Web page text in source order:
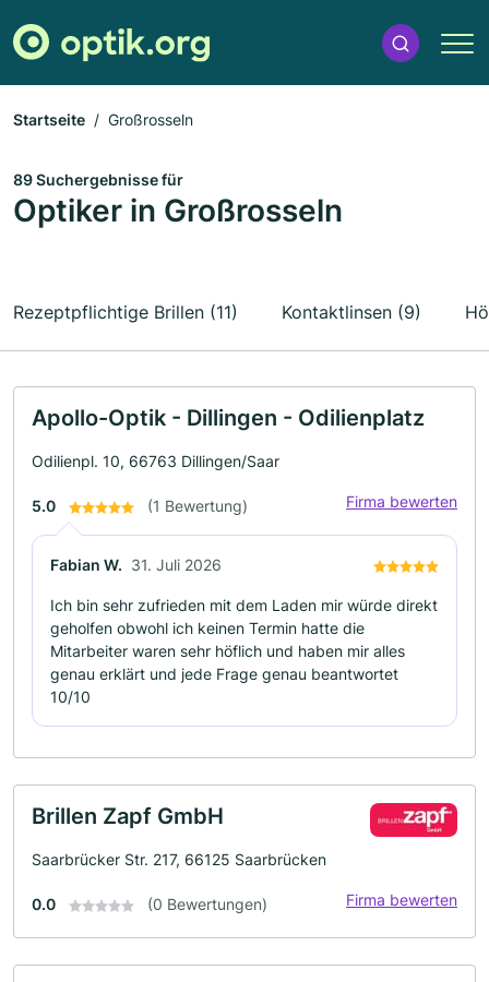
Startseite Großrosseln
89 Suchergebnisse für
Optiker in Großrosseln
Rezeptpflichtige Brillen (11) Kontaktlinsen (9)
Apollo-Optik - Dillingen - Odilienplatz
Odilienpl. 10, 66763 Dillingen/Saar
5.0 (1 Bewertung) Firma bewerten
Fabian W. 31. Juli 2026
Ich bin sehr zufrieden mit dem Laden mir würde direkt
geholfen obwohl ich keinen Termin hatte die
Mitarbeiter waren sehr höflich und haben mir alles
genau erklärt und jede Frage genau beantwortet
10/10
Brillen Zapf GmbH
Saarbrücker Str. 217, 66125 Saarbrücken
0.0 (0 Bewertungen) Firma bewerten